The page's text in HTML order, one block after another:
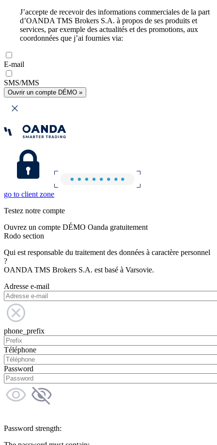
J’accepte de recevoir des informations commerciales de la part
d’OANDA TMS Brokers S.A. à propos de ses produits et
services, par exemple des actualités et des promotions, aux
coordonnées que j’ai fournies via:
E-mail
SMS/MMS
Ouvrir un compte DÉMO »
go to client zone
Testez notre compte
Ouvrez un compte DÉMO Oanda gratuitement
Rodo section
Qui est responsable du traitement des données à caractère personnel
?
OANDA TMS Brokers S.A. est basé à Varsovie.
Adresse e-mail
phone_prefix
Téléphone
Password
Password strength: